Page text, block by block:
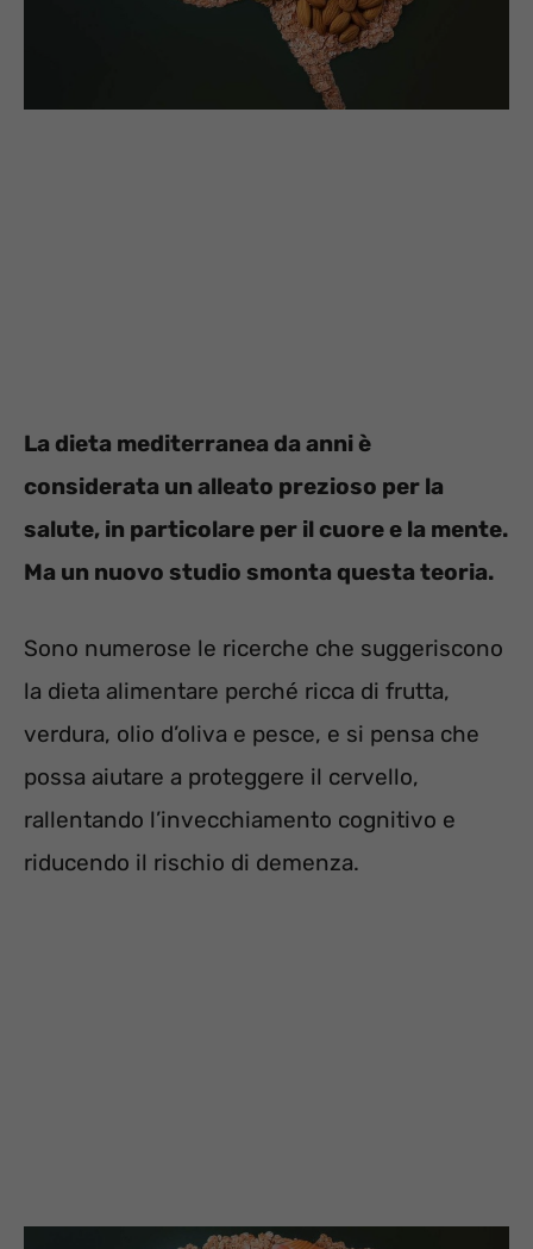
La dieta mediterranea da anni è
considerata un alleato prezioso per la
salute, in particolare per il cuore e la mente.
Ma un nuovo studio smonta questa teoria.
Sono numerose le ricerche che suggeriscono
la dieta alimentare perché ricca di frutta,
verdura, olio d’oliva e pesce, e si pensa che
possa aiutare a proteggere il cervello,
rallentando l’invecchiamento cognitivo e
riducendo il rischio di demenza.